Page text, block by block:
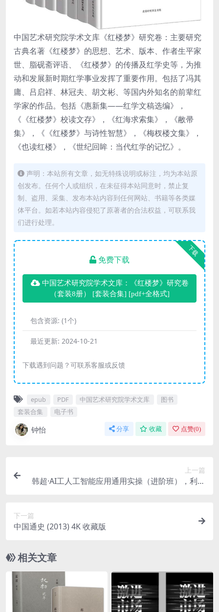
中国艺术研究院学术文库《红楼梦》研究卷：主要研究
古典名著《红楼梦》的思想、艺术、版本、作者生平家
世、脂砚斋评语、《红楼梦》的传播及红学史等，为推
动和发展新时期红学事业发挥了重要作用。包括了冯其
庸、吕启祥、林冠夫、胡文彬、等国内外知名的前辈红
学家的作品。包括《惠新集——红学文稿选编》，
《《红楼梦》校读文存》，《红海求索集》，《敝帚
集》，《《红楼梦》与诗性智慧》，《梅杈楼文集》，
《也读红楼》，《世纪回眸：当代红学的记忆》。
声明：本站所有文章，如无特殊说明或标注，均为本站原
创发布。任何个人或组织，在未征得本站同意时，禁止复
制、盗用、采集、发布本站内容到任何网站、书籍等各类媒
体平台。如若本站内容侵犯了原著者的合法权益，可联系我
们进行处理。
下载
免费下载
中国艺术研究院学术文库：《红楼梦》研究卷
（套装8册） [ 套装合集] [pdf+全格式]
包含资源: (1个)
最近更新: 2024-10-21
下载遇到问题？可联系客服或反馈
epub PDF 中国艺术研究院学术文库
图书
套装合集
电子书
钟怡 分享 收藏 点赞(0)
上一篇
韩超·AI工人工智能应用通用实操（进阶班），利用
下一篇
中国通史 (2013) 4K 收藏版
相关文章